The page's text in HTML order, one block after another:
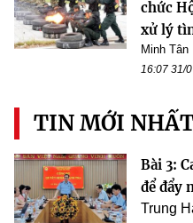
chức
xử lý
Minh Tân
16:07 31/
TIN MỚI
Bài 3:
để đẩy
Trung